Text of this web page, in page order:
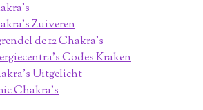
Zuiveren
de 12 Chakra's
Codes Kraken
Uitgelicht
Chakra's